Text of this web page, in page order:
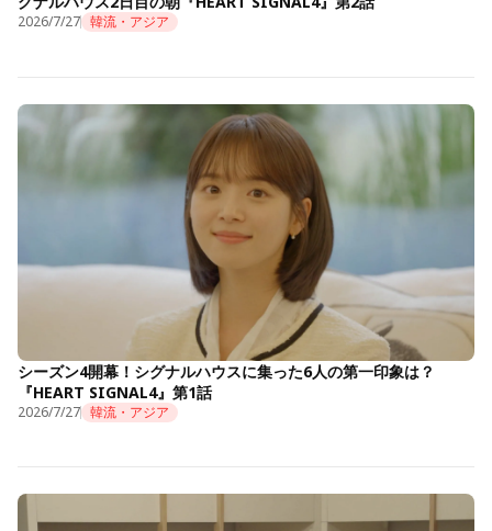
2026/7/27 韓流・アジア
シーズン4開幕！シグナルハウスに集った6人の第一印象は？
『HEART SIGNAL4』第1話
2026/7/27 韓流・アジア